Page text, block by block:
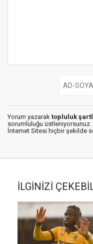
Yorum yazarak topluluk
sorumluluğu
İnternet Sitesi hiçbir şekilde